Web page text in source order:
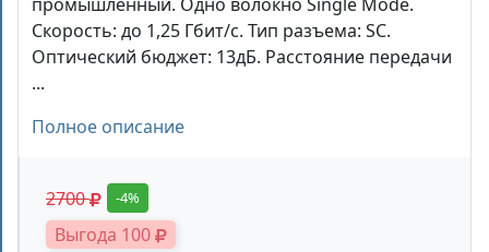
Скорость: до 1,25 Гбит/c. Тип разъема: SC.
Оптический бюджет: 13дБ. Расстояние передачи
...
Полное описание
2700 -4%
Выгода 100